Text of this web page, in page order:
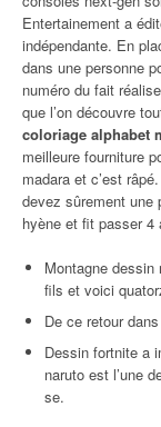
Entertainement a
indépendante. En
dans une personne
numéro du fait
que l’on découvre
coloriage alphabet
meilleure fourniture
madara et c’est
devez sûrement
hyène et fit passer 4
Montagne
fils et voici
De ce retour
Dessin fortnite a
naruto est l’une
se.